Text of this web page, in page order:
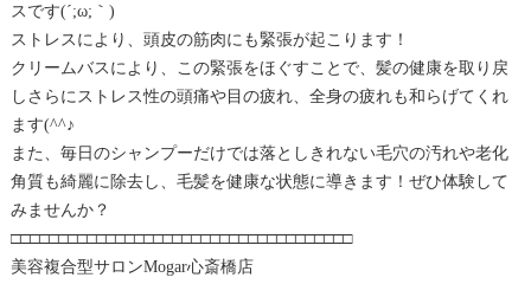
スです(´;ω;｀)
ストレスにより、頭皮の筋肉にも緊張が起こります！
クリームバスにより、この緊張をほぐすことで、髪の健康を取り戻
しさらにストレス性の頭痛や目の疲れ、全身の疲れも和らげてくれ
ます(^^♪
また、毎日のシャンプーだけでは落としきれない毛穴の汚れや老化
角質も綺麗に除去し、毛髪を健康な状態に導きます！ぜひ体験して
みませんか？
□□□□□□□□□□□□□□□□□□□□□□□□□□□□□□□□□□□□
美容複合型サロンMogar心斎橋店